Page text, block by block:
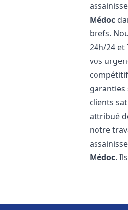
Médoc
brefs.
24h/24 et
vos
garanties
clients
attribué
notre
Médoc.